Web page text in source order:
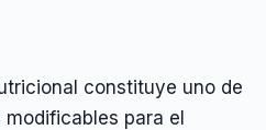
constituye uno de
para el